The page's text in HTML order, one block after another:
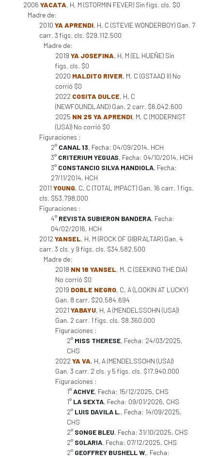
2006 YACATA, H, M (STORMIN FEVER) Sin figs. cls. $0
Madre de:
2010 YA APRENDI, H, C (STEVIE WONDERBOY) Gan. 7
carr. 3 figs. cls. $29.112.500
Madre de:
2019 YA JOSEFINA, H, M (EL HUEÑE) Sin
figs. cls. $0
2020 MALDITO RIVER, M, C (GSTAAD II) No
corrió $0
2022 COSITA DULCE, H, C
(NEWFOUNDLAND) Gan. 2 carr. $6.042.600
2025 NN 25 YA APRENDI, M, C (MODERNIST
(USA)) No corrió $0
Figuraciones :
2° CANAL 13, Fecha: 04/09/2014, HCH
3° CRITERIUM YEGUAS, Fecha: 04/10/2014, HCH
3° CONSTANCIO SILVA MANDIOLA, Fecha:
27/11/2014, HCH
2011 YOUNG, C, C (TOTAL IMPACT) Gan. 16 carr. 1 figs.
cls. $53.798.000
Figuraciones :
4° REVISTA SUBIERON BANDERA, Fecha:
04/02/2016, HCH
2012 YANSEL, H, M (ROCK OF GIBRALTAR) Gan. 4
carr. 3 cls. y 9 figs. cls. $34.582.500
Madre de:
2018 NN 18 YANSEL, M, C (SEEKING THE DIA)
No corrió $0
2019 DOBLE NEGRO, C, A (LOOKIN AT LUCKY)
Gan. 8 carr. $20.584.694
2021 YABAYU, H, A (MENDELSSOHN (USA))
Gan. 2 carr. 1 figs. cls. $8.360.000
Figuraciones :
2° MISS THERESE, Fecha: 24/03/2025,
CHS
2022 YA VA, H, A (MENDELSSOHN (USA))
Gan. 3 carr. 2 cls. y 5 figs. cls. $17.940.000
Figuraciones :
1°ACHVE, Fecha: 15/12/2025, CHS
1° LA SEXTA, Fecha: 09/01/2026, CHS
2° LUIS DAVILA L., Fecha: 14/09/2025,
CHS
2° SONGE BLEU, Fecha: 31/10/2025, CHS
2° SOLARIA, Fecha: 07/12/2025, CHS
2° GEOFFREY BUSHELL W., Fecha: